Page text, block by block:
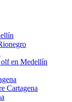
en Medellín
Cartagena